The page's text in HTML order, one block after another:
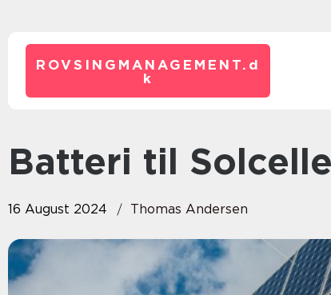
ROVSINGMANAGEMENT. d
k
Batteri til
16 August 2024 Thomas Andersen